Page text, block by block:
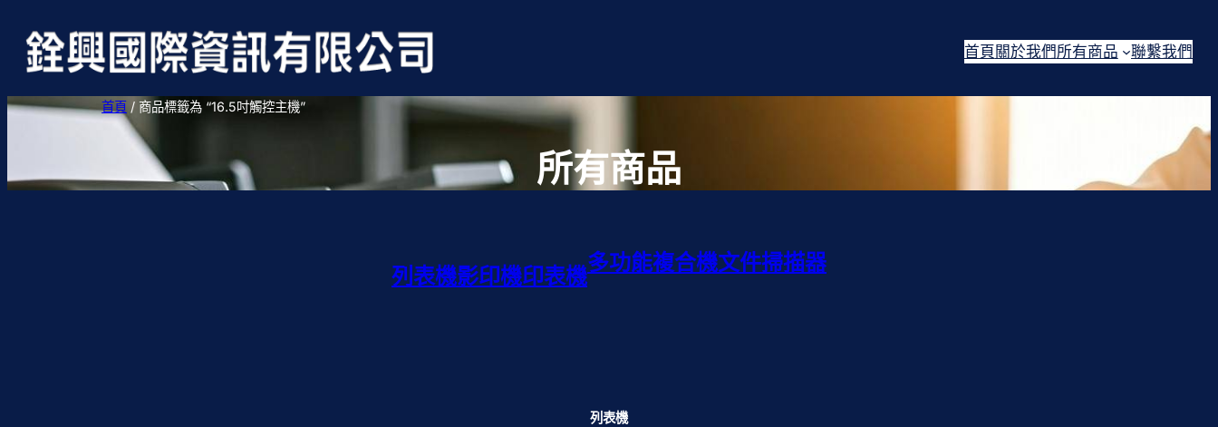
首頁 關於我們所有商品 聯繫我們
首頁 / 商品標籤為 “16.5吋觸控主機”
所有商品
列表機影印機印表機
多功能複合機文件掃描器
列表機